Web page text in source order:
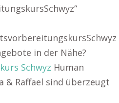
in der Nähe?
Schwyz Human
& Raffael sind überzeugt